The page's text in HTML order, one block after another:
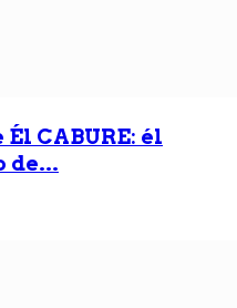
CABURE: él
de...